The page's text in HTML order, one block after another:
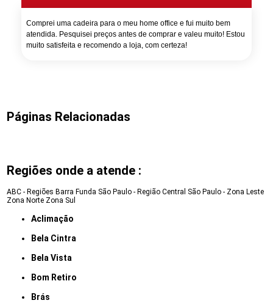
Comprei uma cadeira para o meu home office e fui muito bem
atendida. Pesquisei preços antes de comprar e valeu muito! Estou
muito satisfeita e recomendo a loja, com certeza!
Páginas Relacionadas
Regiões onde a atende :
ABC - Regiões Barra Funda São Paulo - Região Central São Paulo - Zona Leste
Zona Norte Zona Sul
Aclimação
Bela Cintra
Bela Vista
Bom Retiro
Brás